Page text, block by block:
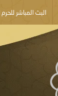
البث المباشر